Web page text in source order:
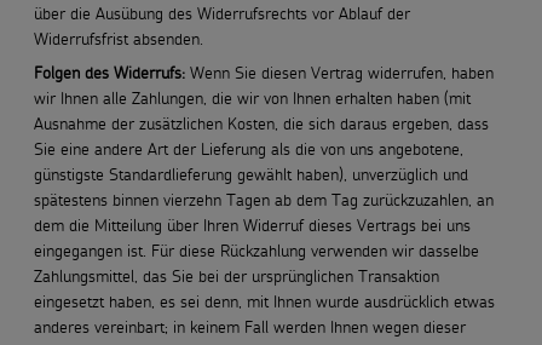
über die Ausübung des Widerrufsrechts vor Ablauf der
Widerrufsfrist absenden.
Folgen des Widerrufs: Wenn Sie diesen Vertrag widerrufen, haben
wir Ihnen alle Zahlungen, die wir von Ihnen erhalten haben (mit
Ausnahme der zusätzlichen Kosten, die sich daraus ergeben, dass
Sie eine andere Art der Lieferung als die von uns angebotene,
günstigste Standardlieferung gewählt haben), unverzüglich und
spätestens binnen vierzehn Tagen ab dem Tag zurückzuzahlen, an
dem die Mitteilung über Ihren Widerruf dieses Vertrags bei uns
eingegangen ist. Für diese Rückzahlung verwenden wir dasselbe
Zahlungsmittel, das Sie bei der ursprünglichen Transaktion
eingesetzt haben, es sei denn, mit Ihnen wurde ausdrücklich etwas
anderes vereinbart; in keinem Fall werden Ihnen wegen dieser